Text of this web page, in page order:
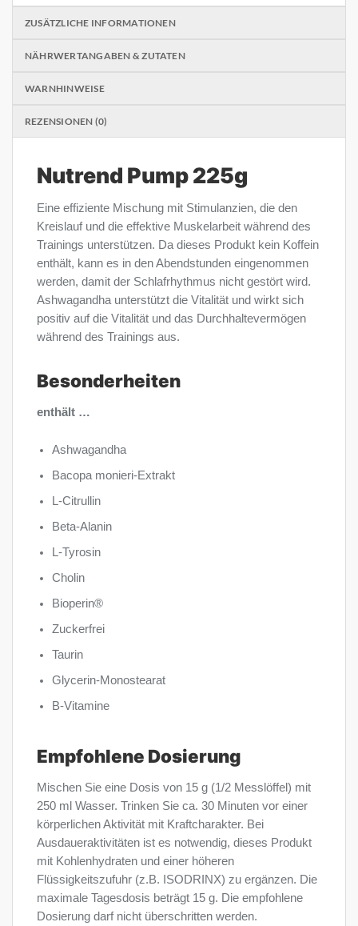
ZUSÄTZLICHE INFORMATIONEN
NÄHRWERTANGABEN & ZUTATEN
WARNHINWEISE
REZENSIONEN (0)
Nutrend Pump 225g
Eine effiziente Mischung mit Stimulanzien, die den
Kreislauf und die effektive Muskelarbeit während des
Trainings unterstützen. Da dieses Produkt kein Koffein
enthält, kann es in den Abendstunden eingenommen
werden, damit der Schlafrhythmus nicht gestört wird.
Ashwagandha unterstützt die Vitalität und wirkt sich
positiv auf die Vitalität und das Durchhaltevermögen
während des Trainings aus.
Besonderheiten
enthält …
Ashwagandha
Bacopa monieri-Extrakt
L-Citrullin
Beta-Alanin
L-Tyrosin
Cholin
Bioperin®
Zuckerfrei
Taurin
Glycerin-Monostearat
B-Vitamine
Empfohlene Dosierung
Mischen Sie eine Dosis von 15 g (1/2 Messlöffel) mit
250 ml Wasser. Trinken Sie ca. 30 Minuten vor einer
körperlichen Aktivität mit Kraftcharakter. Bei
Ausdaueraktivitäten ist es notwendig, dieses Produkt
mit Kohlenhydraten und einer höheren
Flüssigkeitszufuhr (z.B. ISODRINX) zu ergänzen. Die
maximale Tagesdosis beträgt 15 g. Die empfohlene
Dosierung darf nicht überschritten werden.